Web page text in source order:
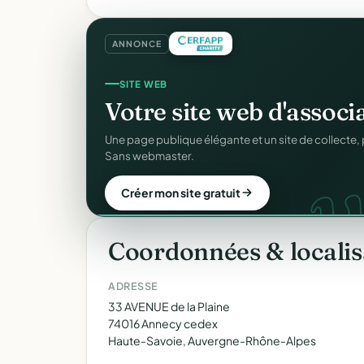
ANNONCE
SITE WEB
Votre site web
Une page publique élégante et un site de collecte,
Sans webmaster.
Créer mon site gratuit
COLLECTE DE DONS
Collectez des donsen
Campagnes, paiement sécurisé, reçu fiscal
donateur. 100 % gratuit.
Lancer ma collecte
Coordonnées &
ADRESSE
33 AVENUE de la Plaine
74016 Annecy cedex
Haute-Savoie, Auvergne-Rhône-Alpes